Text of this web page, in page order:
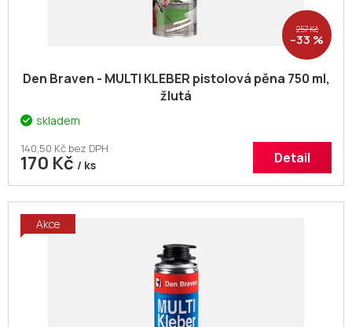
257 Kč
–33 %
Den Braven - MULTI KLEBER pistolová pěna 750 ml,
žlutá
skladem
140,50 Kč bez DPH
170 Kč / ks Detail
Akce